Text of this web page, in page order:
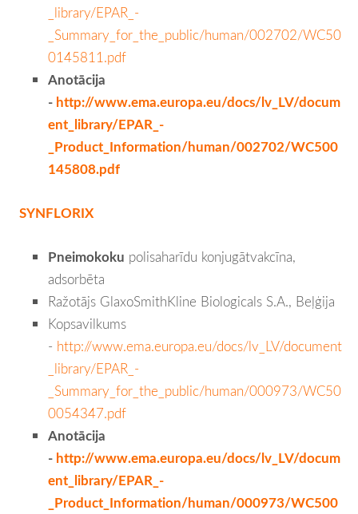
_library/EPAR_-
_Summary_for_the_public/human/002702/WC50
0145811.pdf
Anotācija
- http://www.ema.europa.eu/docs/lv_LV/docum
ent_library/EPAR_-
_Product_Information/human/002702/WC500
145808.pdf
SYNFLORIX
Pneimokoku polisaharīdu konjugātvakcīna,
adsorbēta
Ražotājs GlaxoSmithKline Biologicals S.A., Beļģija
Kopsavilkums
- http://www.ema.europa.eu/docs/lv_LV/document
_library/EPAR_-
_Summary_for_the_public/human/000973/WC50
0054347.pdf
Anotācija
- http://www.ema.europa.eu/docs/lv_LV/docum
ent_library/EPAR_-
_Product_Information/human/000973/WC500